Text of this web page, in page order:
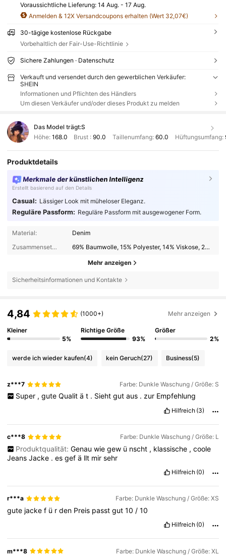
Voraussichtliche Lieferung: 14 Aug. - 17 Aug.
Anmelden & 12X Versandcoupons erhalten (Wert 32,07€)
30-tägige kostenlose Rückgabe
Vorbehaltlich der Fair-Use-Richtlinie
Sichere Zahlungen · Datenschutz
Verkauft und versendet durch den gewerblichen Verkäufer:
SHEIN
Informationen und Pflichten des Händlers
Um diesen Verkäufer und/oder dieses Produkt zu melden
Das Model trägt:S
Höhe: 168.0 Brust :90.0 Taillenumfang: 60.0 Hüftungsumfang:
Produktdetails
Merkmale der künstlichen Intelligenz
Erstellt basierend auf den Details
Casual: Lässiger Look mit müheloser Eleganz.
Reguläre Passform: Reguläre Passform mit ausgewogener Form.
Material:
Denim
Zusammensetzung:
69% Baumwolle, 15% Polyester, 14% Viskose, 2% Modal
Mehr anzeigen
Sicherheitsinformationen und Kontakte
4,84 (1000+) Mehr anzeigen
Kleiner
5%
Richtige Größe
93%
Größer
2%
werde ich wieder kaufen(4) kein Geruch(27) Business(5)
z***7 Farbe: Dunkle Waschung / Größe: S
Super , gute Qualit ä t . Sieht gut aus . zur Empfehlung
Hilfreich (3)
c***8 Farbe: Dunkle Waschung / Größe: L
Produktqualität: Genau wie gew ü nscht , klassische , coole
JeansJacke .esgefä llt mirsehr
Hilfreich (0)
r***a Farbe: Dunkle Waschung / Größe: XS
gute jackef ü rden Preis passtgut10 /10
Hilfreich (0)
m***8 Farbe: Dunkle Waschung / Größe: XL